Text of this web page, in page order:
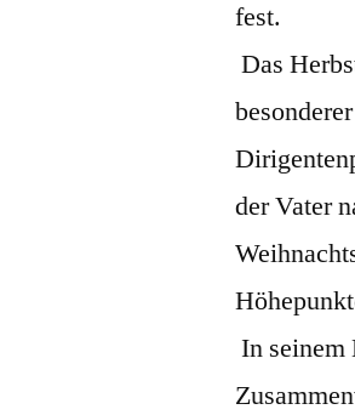
fest.
Das
der Vater
In seinem